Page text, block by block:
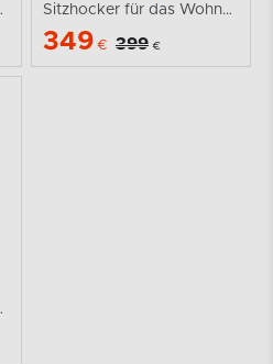
Kordstoff... Sitzhocker für das Wohnzimmer mit Stauraum Kordstoff...
349 € 399 €
Kordstoff...